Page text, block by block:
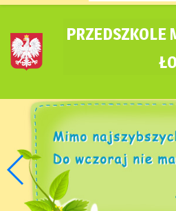
PRZEDSZKOLE